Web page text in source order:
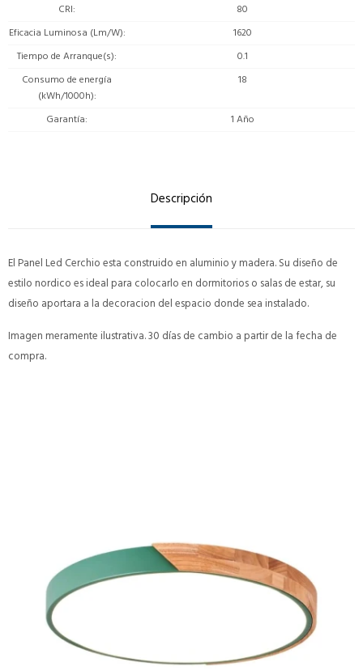
CRI
80
Eficacia Luminosa (Lm/W)
1620
Tiempo de Arranque(s)
0.1
Consumo de energía
(kWh/1000h)
18
Garantía 1 Año
Descripción
El Panel Led Cerchio esta construido en aluminio y madera. Su diseño de
estilo nordico es ideal para colocarlo en dormitorios o salas de estar, su
diseño aportara a la decoracion del espacio donde sea instalado.
Imagen meramente ilustrativa. 30 días de cambio a partir de la fecha de
compra.